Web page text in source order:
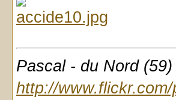
Pascal - du Nord
http://